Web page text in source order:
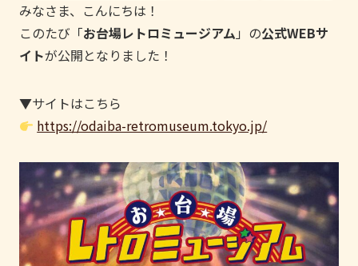
みなさま、こんにちは！
このたび「お台場レトロミュージアム 」の公式WEBサ
イトが公開となりました！
▼サイトはこちら
https://odaiba-retromuseum.tokyo.jp/